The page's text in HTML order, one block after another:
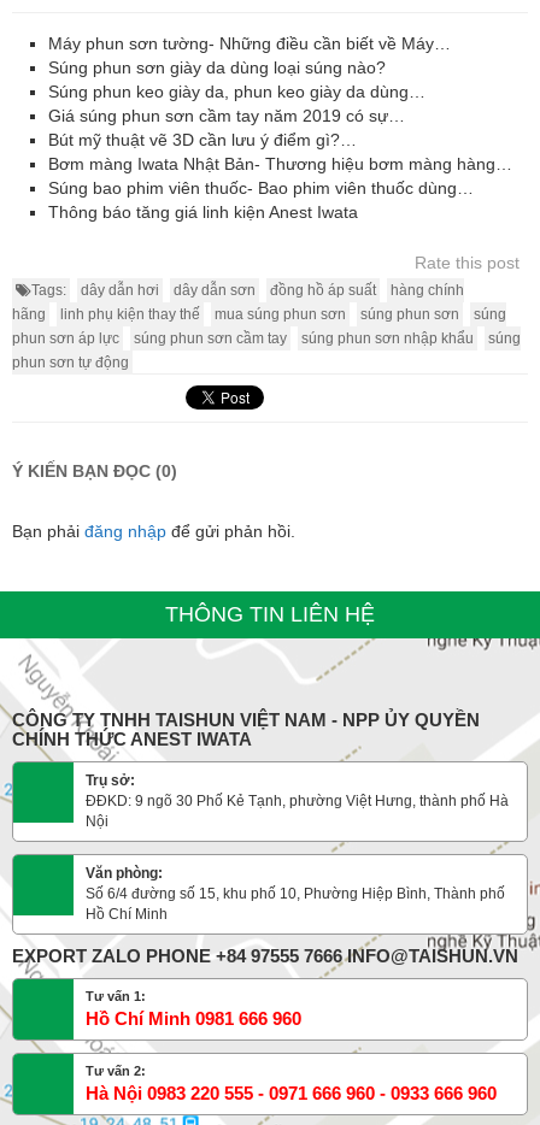
Máy phun sơn tường- Những điều cần biết về Máy…
Súng phun sơn giày da dùng loại súng nào?
Súng phun keo giày da, phun keo giày da dùng…
Giá súng phun sơn cầm tay năm 2019 có sự…
Bút mỹ thuật vẽ 3D cần lưu ý điểm gì?…
Bơm màng Iwata Nhật Bản- Thương hiệu bơm màng hàng…
Súng bao phim viên thuốc- Bao phim viên thuốc dùng…
Thông báo tăng giá linh kiện Anest Iwata
Rate this post
Tags: dây dẫn hơi dây dẫn sơn đồng hồ áp suất
hàng chính
hãng
linh phụ kiện thay thế mua súng phun sơn súng phun sơn
súng
phun sơn áp lực
súng phun sơn cầm tay súng phun sơn nhập khẩu
súng
phun sơn tự động
Ý KIẾN BẠN ĐỌC (0)
Bạn phải đăng nhập để gửi phản hồi.
THÔNG TIN LIÊN HỆ
CÔNG TY TNHH TAISHUN VIỆT NAM - NPP ỦY QUYỀN
CHÍNH THỨC ANEST IWATA
Trụ sở:
ĐĐKD: 9 ngõ 30 Phố Kẻ Tạnh, phường Việt Hưng, thành phố Hà
Nội
Văn phòng:
Số 6/4 đường số 15, khu phố 10, Phường Hiệp Bình, Thành phố
Hồ Chí Minh
EXPORT ZALO PHONE +84 97555 7666 INFO@TAISHUN.VN
Tư vấn 1:
Hồ Chí Minh 0981 666 960
Tư vấn 2:
Hà Nội 0983 220 555 - 0971 666 960 - 0933 666 960